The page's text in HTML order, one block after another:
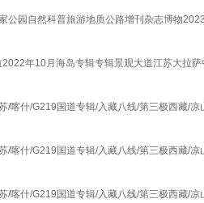
园自然科普旅游地质公路增刊杂志博物
年10月海岛专辑专辑景观大道江苏大
/喀什/G219国道专辑/入藏八线/第三极西藏/
/喀什/G219国道专辑/入藏八线/第三极西藏/
/喀什/G219国道专辑/入藏八线/第三极西藏/